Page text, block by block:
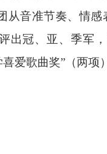
从音准节奏、情
出冠、亚、季军
爱歌曲奖”（两项